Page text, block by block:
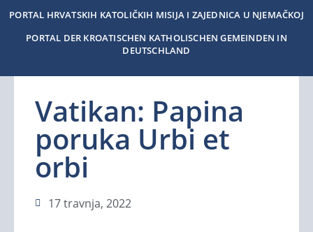
PORTAL HRVATSKIH KATOLIČKIH MISIJA I ZAJEDNICA U NJEMAČKOJ
PORTAL DER KROATISCHEN KATHOLISCHEN GEMEINDEN IN
DEUTSCHLAND
Vatikan: Papina
poruka Urbi et
orbi
17 travnja, 2022